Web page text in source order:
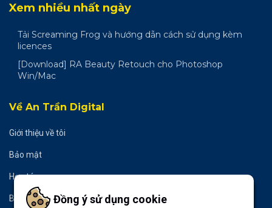
Xem nhiều nhất ngày
Tải Screaming Frog và hướng dẫn cách sử dụng kèm
licences
[Download] RA Beauty Retouch cho Photoshop
Win/Mac
Về An Trần Digital
Giới thiệu về tôi
Bảo mật
Hợp tác
Bản quyền Đồng ý sử dụng cookie